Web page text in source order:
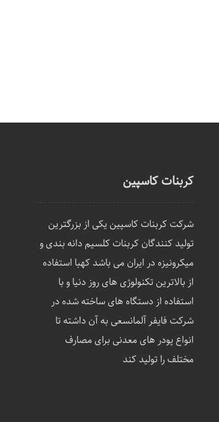
کربنات کاسپین
شرکت کربنات کاسپین یکی از بزرگترین
تولید کنندگان کربنات کلسیم دانه بندی و
میکرونیزه در ایران می باشد کهبا استفاده
از بالاترین تکنولوژی های روز دنیا و با
استفاده از دستگاه های ساخته شده در
شرکت فایفر آلمانسعی به آن داشته تا
انواع پودر های معدنی برای مصارف
مختلف را تولید کند